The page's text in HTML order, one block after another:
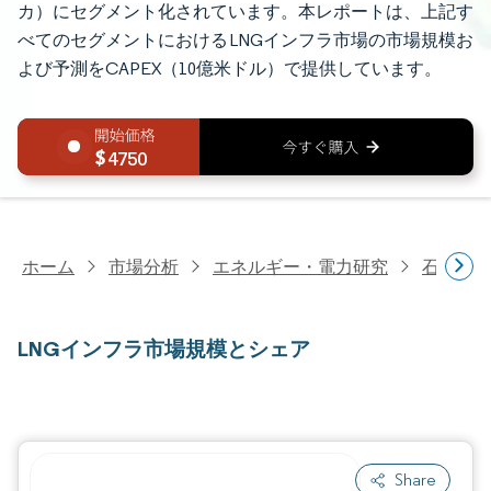
カ）にセグメント化されています。本レポートは、上記す
べてのセグメントにおけるLNGインフラ市場の市場規模お
よび予測をCAPEX（10億米ドル）で提供しています。
4750
ホーム 市場分析 エネルギー・電力研究 石油・
LNGインフラ市場規模とシェア
Share